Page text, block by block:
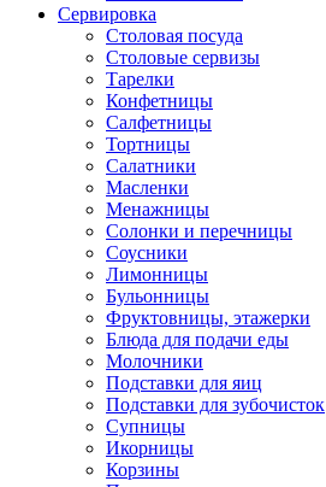
Сервировка
Столовая посуда
Столовые сервизы
Тарелки
Конфетницы
Салфетницы
Тортницы
Салатники
Масленки
Менажницы
Солонки и перечницы
Соусники
Лимонницы
Бульонницы
Фруктовницы, этажерки
Блюда для подачи еды
Молочники
Подставки для яиц
Подставки для зубочисток
Супницы
Икорницы
Корзины